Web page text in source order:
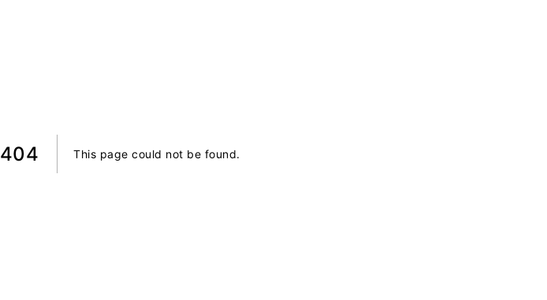
404 This page could not be found.